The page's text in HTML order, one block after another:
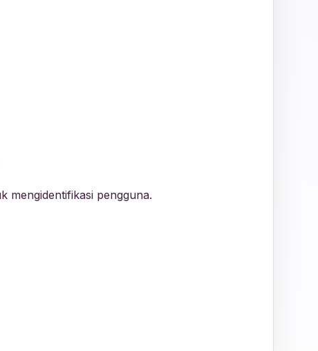
mengidentifikasi pengguna.